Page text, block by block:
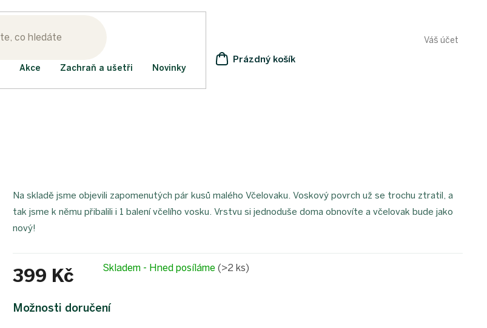
Váš účet
NÁKUPNÍ
Prázdný košík
Akce Zachraň a ušetři Novinky
399 Kč
cena:
Skladem - Hned posíláme(>2 ks)
Možnosti doručení
Na skladě jsme objevili zapomenutých pár kusů malého Včelovaku. Voskový povrch už se trochu ztratil, a
tak jsme k němu přibalili i 1 balení včelího vosku. Vrstvu si jednoduše doma obnovíte a včelovak bude jako
nový!